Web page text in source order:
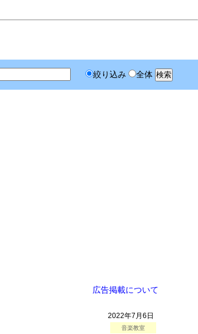
絞り込み 全体
広告掲載について
2022年7月6日
音楽教室